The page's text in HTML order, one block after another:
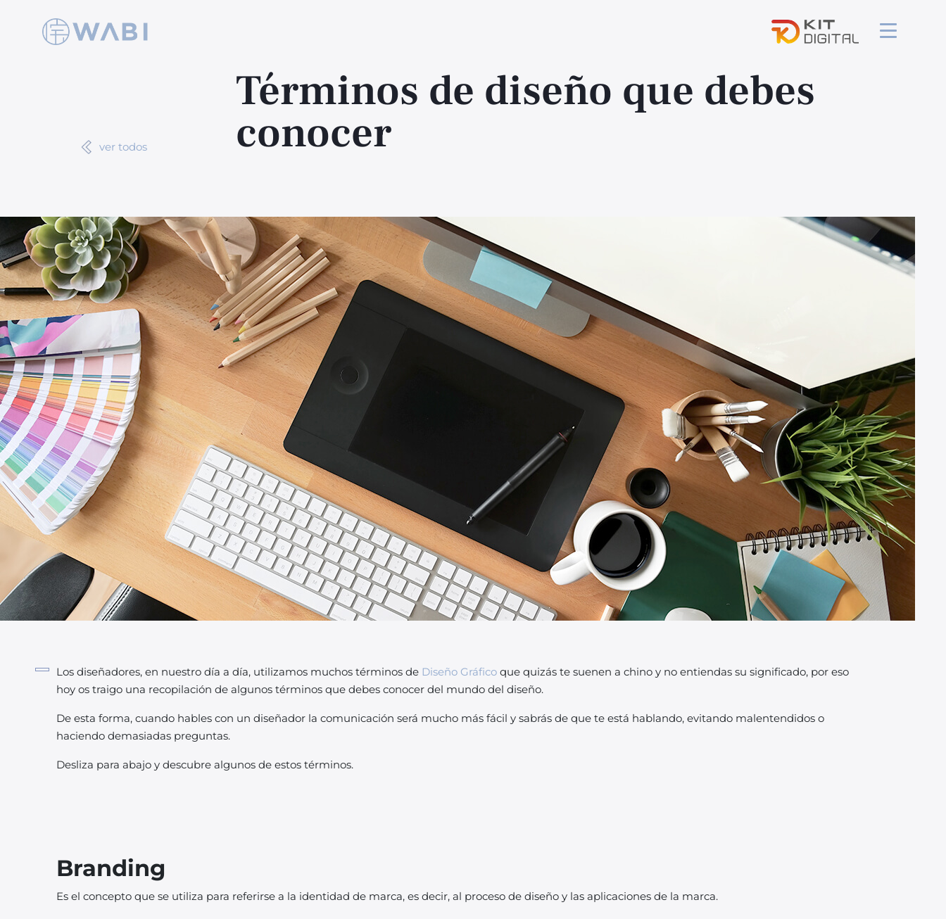
ver todos
Términos de diseño que debes
conocer
Los diseñadores, en nuestro día a día, utilizamos muchos términos de Diseño Gráfico que quizás te suenen a chino y no entiendas su significado, por eso
hoy os traigo una recopilación de algunos términos que debes conocer del mundo del diseño.
De esta forma, cuando hables con un diseñador la comunicación será mucho más fácil y sabrás de que te está hablando, evitando malentendidos o
haciendo demasiadas preguntas.
Desliza para abajo y descubre algunos de estos términos.
Branding
Es el concepto que se utiliza para referirse a la identidad de marca, es decir, al proceso de diseño y las aplicaciones de la marca.